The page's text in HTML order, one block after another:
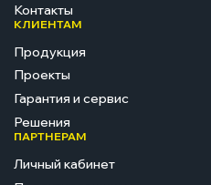
Контакты
КЛИЕНТАМ
Продукция
Проекты
Гарантия и сервис
Решения
ПАРТНЕРАМ
Личный кабинет